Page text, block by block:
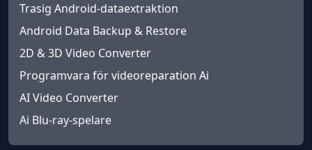
Trasig Android-dataextraktion
Android Data Backup & Restore
2D & 3D Video Converter
Programvara för videoreparation Ai
AI Video Converter
Ai Blu-ray-spelare